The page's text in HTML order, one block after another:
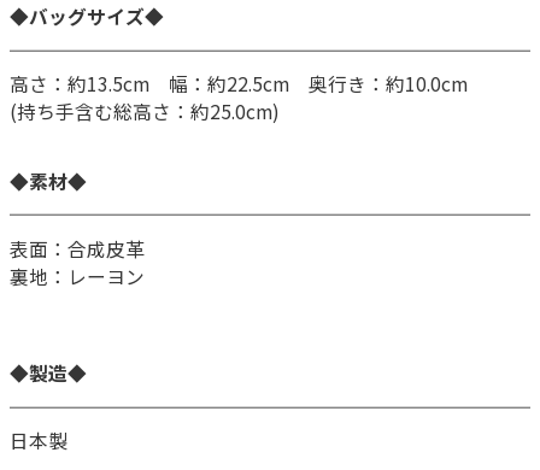
◆バッグサイズ◆
高さ：約13.5cm 幅：約22.5cm 奥行き：約10.0cm
(持ち手含む総高さ：約25.0cm)
◆素材◆
表面：合成皮革
裏地：レーヨン
◆製造◆
日本製